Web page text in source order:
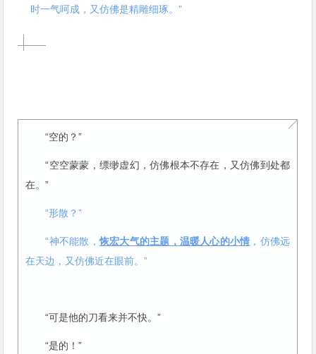
时一气呵成，又仿佛是精雕细琢。”
“空的？”
“空空蒙蒙，缥缈虚幻，仿佛根本不存在，又仿佛到处都
在。”
“形散？”
“神不能散，恢宏大气的主题，温暖人心的小情 ，仿佛远
在天边，又仿佛近在眼前。”
“可是他的刀看来并不快。”
“是的！”